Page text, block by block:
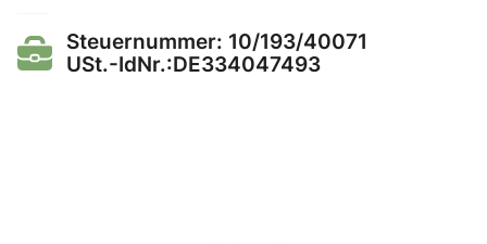
Steuernummer: 10/193/40071
USt.-IdNr.:DE334047493